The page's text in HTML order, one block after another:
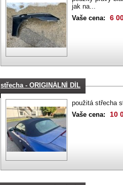
jak na...
Vaše cena:
6
střecha - ORIGINÁLNÍ DÍL
použitá střecha
Vaše cena:
10